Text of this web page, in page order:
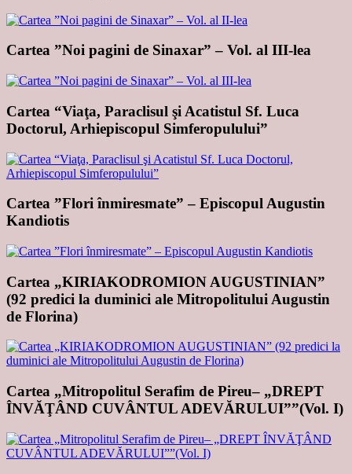
Cartea ”Noi pagini de Sinaxar” – Vol. al III-lea
Cartea “Viaţa, Paraclisul şi Acatistul Sf. Luca
Doctorul, Arhiepiscopul Simferopulului”
Cartea ”Flori înmiresmate” – Episcopul Augustin
Kandiotis
Cartea „KIRIAKODROMION AUGUSTINIAN”
(92 predici la duminici ale Mitropolitului Augustin
de Florina)
Cartea „Mitropolitul Serafim de Pireu– „DREPT
ÎNVĂŢÂND CUVÂNTUL ADEVĂRULUI””(Vol. I)